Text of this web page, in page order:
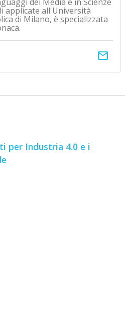
applicate all'Università
di Milano, è specializzata
email
per Industria 4.0 e i